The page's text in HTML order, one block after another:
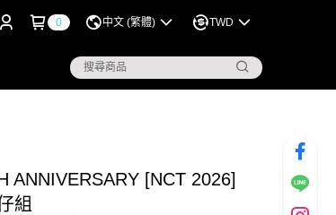
0 中文 (繁體) TWD
ANNIVERSARY [NCT 2026]
組